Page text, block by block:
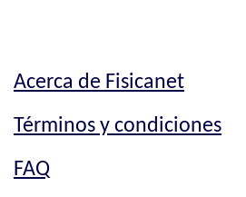
Acerca de Fisicanet
Términos y condiciones
FAQ